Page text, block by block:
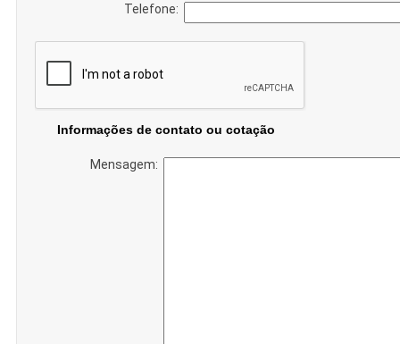
Telefone:
Informações de contato ou cotação
Mensagem: